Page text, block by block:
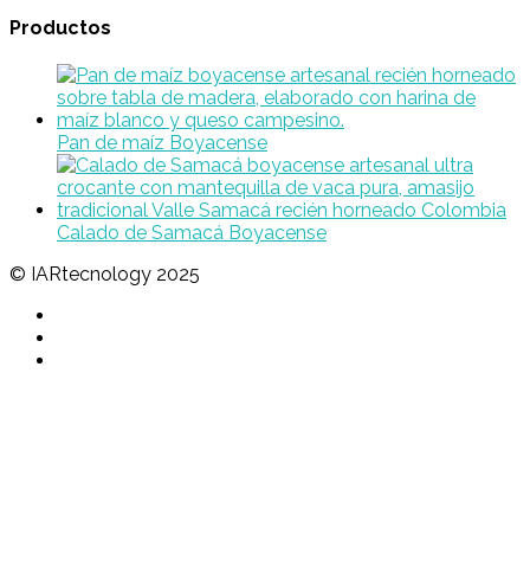
Productos
Pan de maíz Boyacense
Calado de Samacá Boyacense
© IARtecnology 2025